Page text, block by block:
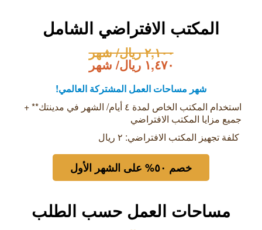
المكتب الافتراضي الشامل
٢,١٠٠ ريال/ شهر
١,٤٧٠ ريال/ شهر
شهر مساحات العمل المشتركة العالمي!
استخدام المكتب الخاص لمدة ٤ أيام/ الشهر في مدينتك** +
جميع مزايا المكتب الافتراضي
كلفة تجهيز المكتب الافتراضي: ٢ ريال
خصم ٥۰% على الشهر الأول
مساحات العمل حسب الطلب